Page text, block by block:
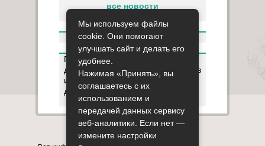
все новости
Пользуясь данным ресурсом вы
даёте разрешение на сбор, анализ
и хранение своих персональных
данных согласно Правилам
Карта сайта О сайте Контакты
Мы используем файлы
cookie. Они помогают
улучшать сайт и делать его
удобнее.
Нажимая «Принять», вы
соглашаетесь с их
использованием и
передачей данных сервису
веб-аналитики. Если нет —
измените настройки